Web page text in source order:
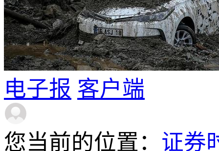
电子报 客户端
您当前的位置： 证券